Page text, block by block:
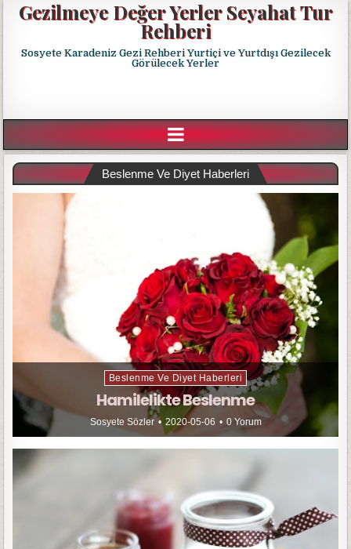
Gezilmeye Değer Yerler Seyahat Tur
Rehberi
Sosyete Karadeniz Gezi Rehberi Yurtiçi ve Yurtdışı Gezilecek
Görülecek Yerler
Beslenme Ve Diyet Haberleri
Beslenme Ve Diyet Haberleri
Hamilelikte Beslenme
Sosyete Sözler 2020-05-06 0 Yorum